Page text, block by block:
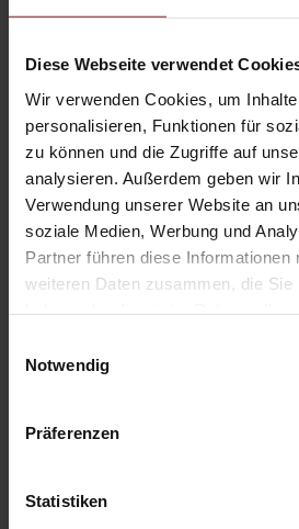
Diese Webseite verwendet
Wir verwenden Cookies, um
personalisieren, Funktionen für
zu können und die Zugriffe auf
analysieren. Außerdem geben wir
Verwendung unserer Website an
soziale Medien, Werbung und
Partner führen diese Informationen
weiteren Daten zusammen, die Sie
Notwendig
Präferenzen
Statistiken
Ort *
Land
Land
E-Mail *